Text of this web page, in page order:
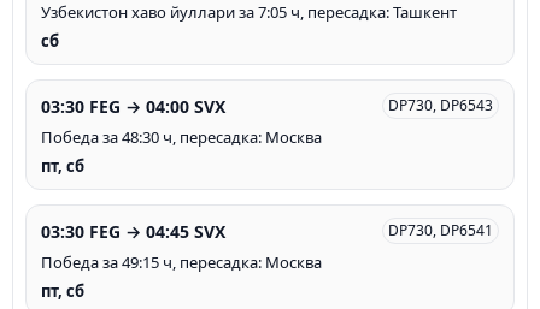
Узбекистон хаво йуллари за 7:05 ч, пересадка: Ташкент
сб
03:30 FEG → 04:00 SVX DP730, DP6543
Победа за 48:30 ч, пересадка: Москва
пт, сб
03:30 FEG → 04:45 SVX DP730, DP6541
Победа за 49:15 ч, пересадка: Москва
пт, сб